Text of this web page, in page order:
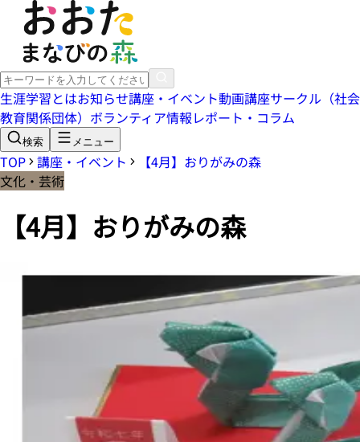
生涯学習とはお知らせ講座・イベント動画講座サークル（社会
教育関係団体） ボランティア情報レポート・コラム
検索 メニュー
TOP 講座・イベント
【4月】おりがみの森
文化・芸術
【4月】おりがみの森